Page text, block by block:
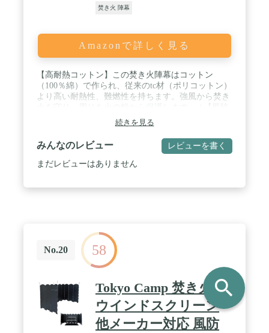
焚き火 陣幕
Amazonで詳しく見る
【高耐熱コットン】この焚き火陣幕はコットン
（100％綿）で作られ、従来のtc材（ポリコットン）
より高い耐熱性、難燃性を持ちます。強風から焚き
けとほこりよけ】この陣幕型ミニウインドスクリー
ンの高さは71cmあり、火を安定に燃やさせるための
十分な高さと幅を持ちます。薪ストーブ、バーベキ
ューグリル、焚き火グリル、焚き火台などに適して
います。防風の他、料理や食材をほこりから保護
50×径12 cm）。コットン製専用収納袋付き。コンパ
クトで入れやすく、バッグ空間を最大限に利用でき
ます。 / 【目隠しと雰囲気作り】ミリタリーテイス
トのアーミーグリーンを厳選し、自然との一体感が
一層高まります。耐摩耗なキャンパス生地はより耐
久で長持ちです。キャンプ、ソロキャンプ、お釣
り、小川張り、バーベキュー、プライバシー保護な
どに最適。焚き火台、焚き火シートなどアクセサリ
ーの使い合わせが人気です。
続きを見る
みんなのレビュー レビューを書く
まだレビューはありません
No.20 58
Tokyo Camp 焚き火台
ウインドスクリーン
他メーカー対応 風防
search